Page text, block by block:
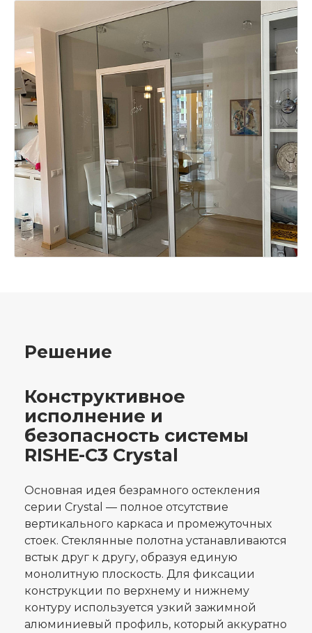
Решение
Конструктивное
исполнение и
безопасность системы
RISHE-C3 Crystal
Основная идея безрамного остекления
серии Crystal — полное отсутствие
вертикального каркаса и промежуточных
стоек. Стеклянные полотна устанавливаются
встык друг к другу, образуя единую
монолитную плоскость. Для фиксации
конструкции по верхнему и нижнему
контуру используется узкий зажимной
алюминиевый профиль, который аккуратно